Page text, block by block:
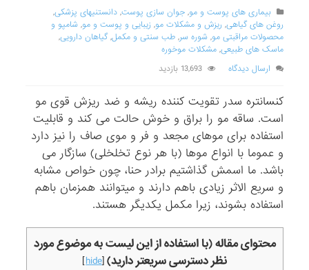
بیماری های پوست و مو,جوان سازی پوست,دانستنیهای پزشکی,
روغن های گیاهی,ریزش و مشکلات مو,زیبایی و پوست و مو,شامپو و
محصولات مراقبتی مو,شوره سر,طب سنتی و مکمل,گیاهان دارویی,
ماسک های طبیعی,مشکلات موخوره
ارسال دیدگاه
13,693 بازدید
کنسانتره سدر تقویت کننده ریشه و ضد ریزش قوی مو
است. ساقه مو را براق و خوش حالت می کند و قابلیت
استفاده برای موهای مجعد و فر و موی صاف را نیز دارد
و عموما با انواع موها (با هر نوع تخلخلی) سازگار می
باشد. ما اسمش گذاشتیم برادر حنا، چون خواص مشابه
و سریع الاثر زیادی باهم دارند و میتوانند همزمان باهم
استفاده بشوند، زیرا مکمل یکدیگر هستند.
محتوای مقاله (با استفاده از این لیست به موضوع مورد
نظر دسترسی سریعتر دارید)[
hide
]